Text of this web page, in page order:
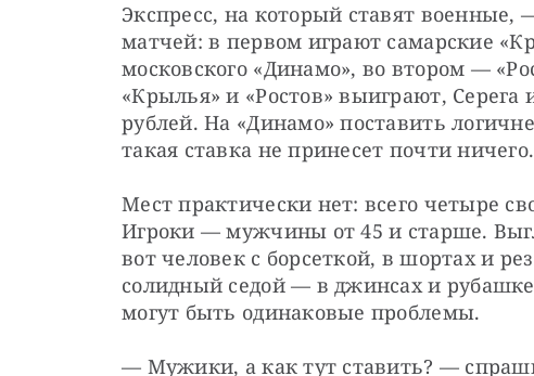
Экспресс, на который ставят военные,
матчей: в первом играют самарские
московского «Динамо», во втором —
«Крылья» и «Ростов» выиграют,
рублей. На «Динамо» поставить
такая ставка не принесет почти ничего.
Мест практически нет: всего четыре
Игроки — мужчины от 45 и старше.
вот человек с борсеткой, в шортах и
солидный седой — в джинсах и
могут быть одинаковые проблемы.
— Мужики, а как тут ставить? —